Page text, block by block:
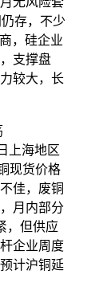
存，不少
，硅企业
支撑盘
较大，长
上海地区
现货价格
佳，废铜
月内部分
，但供应
企业周度
计沪铜延